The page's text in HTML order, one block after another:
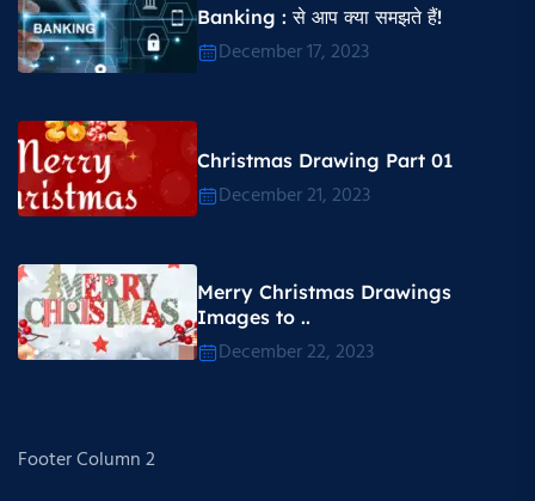
Banking : से आप क्या समझते हैं!
December 17, 2023
Christmas Drawing Part 01
December 21, 2023
Merry Christmas Drawings
Images to ..
December 22, 2023
Footer Column 2